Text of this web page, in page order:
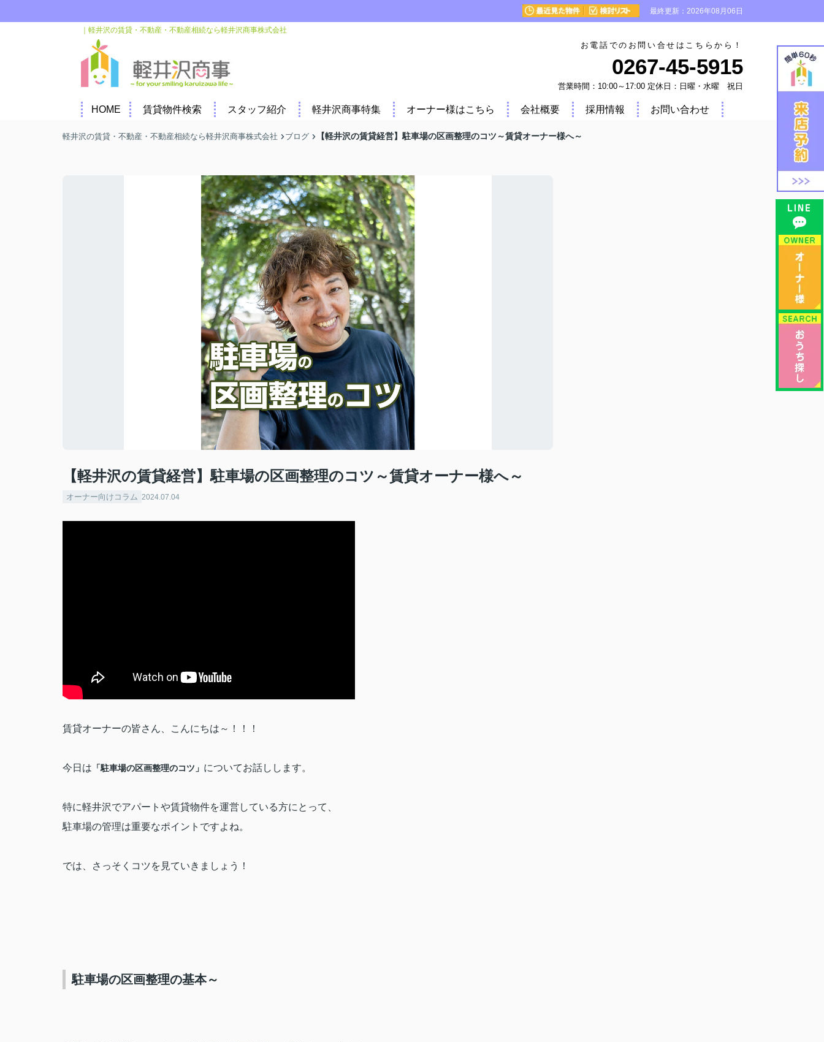
最終更新：2026年08月06日
｜軽井沢の賃貸・不動産・不動産相続なら軽井沢商事株式会社
お電話でのお問い合せはこちらから！
0267-45-5915
営業時間：10:00～17:00 定休日：日曜・水曜 祝日
HOME 賃貸物件検索 スタッフ紹介 軽井沢商事特集 オーナー様はこちら 会社概要 採用情報 お問い合わせ
軽井沢の賃貸・不動産・不動産相続なら軽井沢商事株式会社 ブログ 【軽井沢の賃貸経営】駐車場の区画整理のコツ～賃貸オーナー様へ～
【軽井沢の賃貸経営】駐車場の区画整理のコツ～賃貸オーナー様へ～
オーナー向けコラム 2024.07.04
賃貸オーナーの皆さん、こんにちは～！！！
今日は 「駐車場の区画整理のコツ」 についてお話しします。
特に軽井沢でアパートや賃貸物件を運営している方にとって、
駐車場の管理は重要なポイントですよね。
では、さっそくコツを見ていきましょう！
駐車場の区画整理の基本～